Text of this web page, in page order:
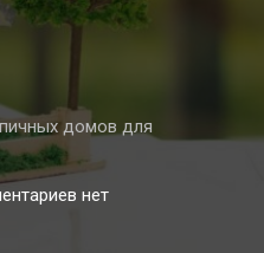
домов для
кнет